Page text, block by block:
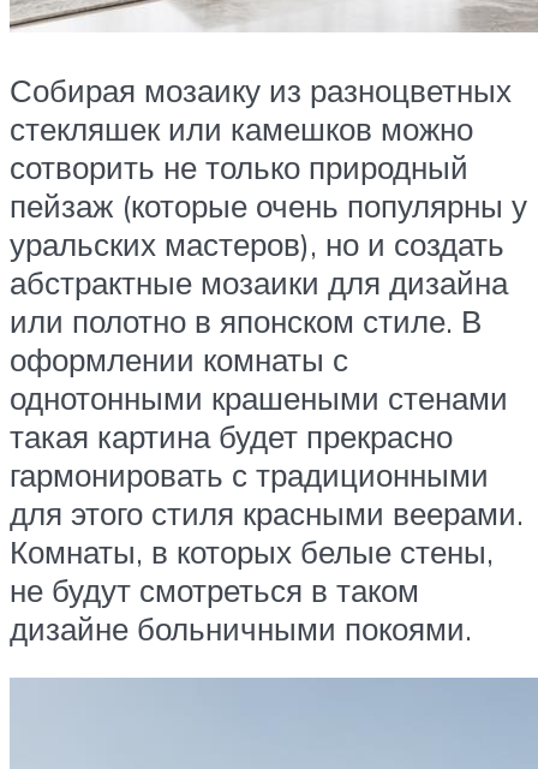
Собирая мозаику из разноцветных
стекляшек или камешков можно
сотворить не только природный
пейзаж (которые очень популярны у
уральских мастеров), но и создать
абстрактные мозаики для дизайна
или полотно в японском стиле. В
оформлении комнаты с
однотонными крашеными стенами
такая картина будет прекрасно
гармонировать с традиционными
для этого стиля красными веерами.
Комнаты, в которых белые стены,
не будут смотреться в таком
дизайне больничными покоями.